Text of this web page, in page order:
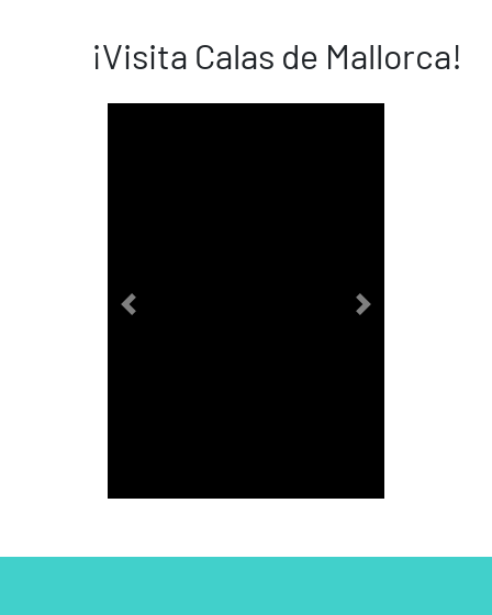
¡Visita Calas de Mallorca!
Previous Next